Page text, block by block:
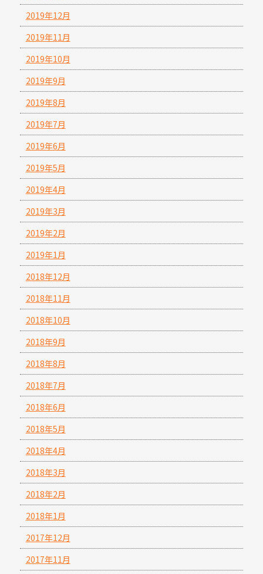
2019年12月
2019年11月
2019年10月
2019年9月
2019年8月
2019年7月
2019年6月
2019年5月
2019年4月
2019年3月
2019年2月
2019年1月
2018年12月
2018年11月
2018年10月
2018年9月
2018年8月
2018年7月
2018年6月
2018年5月
2018年4月
2018年3月
2018年2月
2018年1月
2017年12月
2017年11月